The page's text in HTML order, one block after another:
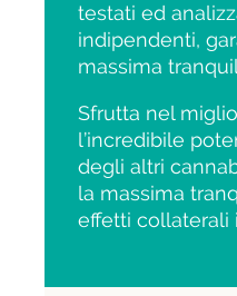
testati ed
indipendenti,
massima
Sfrutta nel
l’incredibile
degli altri
la massima
effetti collaterali